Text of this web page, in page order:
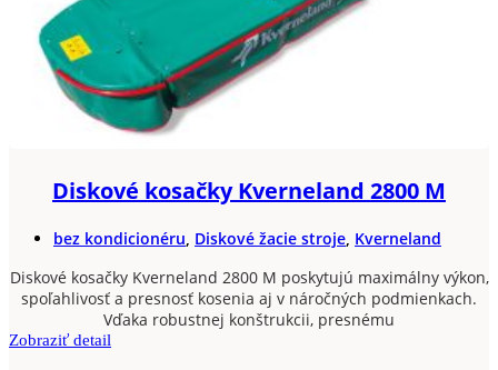
Diskové kosačky Kverneland 2800 M
bez kondicionéru, Diskové žacie stroje, Kverneland
Diskové kosačky Kverneland 2800 M poskytujú maximálny výkon,
spoľahlivosť a presnosť kosenia aj v náročných podmienkach.
Vďaka robustnej konštrukcii, presnému
Zobraziť detail